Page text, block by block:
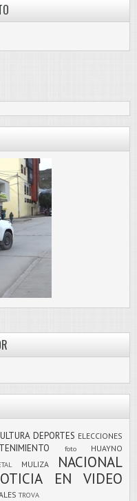
DEPORTES ELECCIONES
foto HUAYNO
MULIZA
NACIONAL
EN VIDEO
TROVA